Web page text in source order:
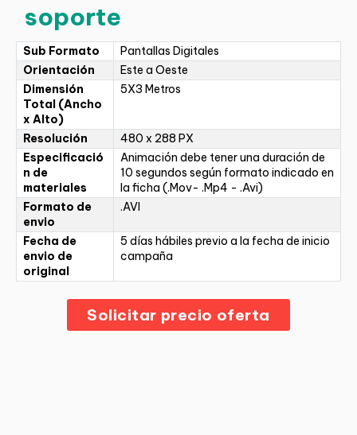
soporte
Sub Formato
Pantallas Digitales
Orientación
Este a Oeste
Dimensión
Total (Ancho
x Alto)
5X3 Metros
Resolución
480 x 288 PX
Especificació
n de
materiales
Animación debe tener una duración de
10 segundos según formato indicado en
la ficha (.Mov- .Mp4 - .Avi)
Formato de
envio
.AVI
Fecha de
envio de
original
5 días hábiles previo a la fecha de inicio
campaña
Solicitar precio oferta